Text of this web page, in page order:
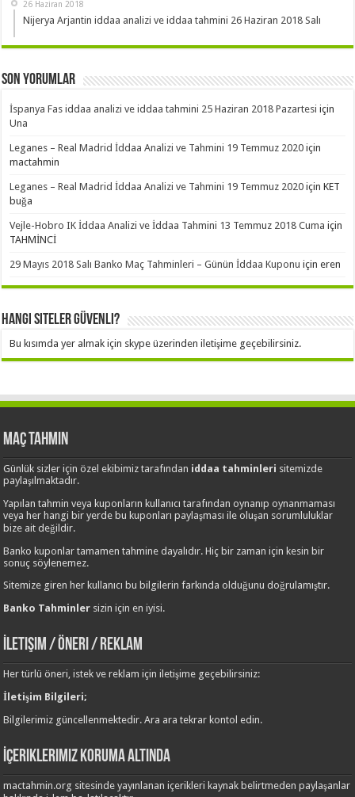
26 Haziran 2018
Nijerya Arjantin iddaa analizi ve iddaa tahmini 26 Haziran 2018 Salı
Son Yorumlar
İspanya Fas iddaa analizi ve iddaa tahmini 25 Haziran 2018 Pazartesi için
Una
Leganes – Real Madrid İddaa Analizi ve Tahmini 19 Temmuz 2020 için
mactahmin
Leganes – Real Madrid İddaa Analizi ve Tahmini 19 Temmuz 2020 içinKET
buğa
Vejle-Hobro IK İddaa Analizi ve İddaa Tahmini 13 Temmuz 2018 Cuma için
TAHMİNCİ
29 Mayıs 2018 Salı Banko Maç Tahminleri – Günün İddaa Kuponu içineren
Hangi Siteler Güvenli?
Bu kısımda yer almak için skype üzerinden iletişime geçebilirsiniz.
Maç Tahmin
Günlük sizler için özel ekibimiz tarafından iddaa tahminleri sitemizde
paylaşılmaktadır.
Yapılan tahmin veya kuponların kullanıcı tarafından oynanıp oynanmaması
veya her hangi bir yerde bu kuponları paylaşması ile oluşan sorumluluklar
bize ait değildir.
Banko kuponlar tamamen tahmine dayalıdır. Hiç bir zaman için kesin bir
sonuç söylenemez.
Sitemize giren her kullanıcı bu bilgilerin farkında olduğunu doğrulamıştır.
Banko Tahminler sizin için en iyisi.
İletişim / Öneri / Reklam
Her türlü öneri, istek ve reklam için iletişime geçebilirsiniz:
İletişim Bilgileri;
Bilgilerimiz güncellenmektedir. Ara ara tekrar kontol edin.
İçeriklerimiz Koruma Altında
mactahmin.org sitesinde yayınlanan içerikleri kaynak belirtmeden paylaşanlar